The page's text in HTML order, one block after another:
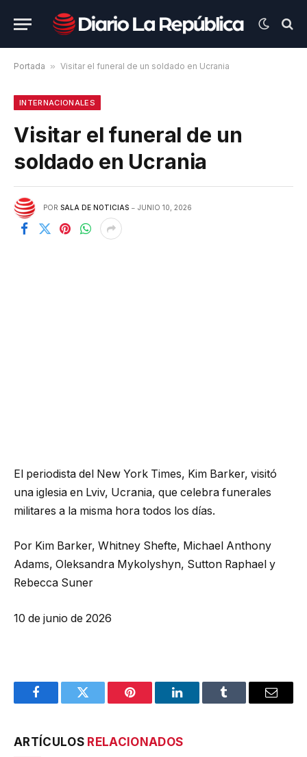
Portada » Visitar el funeral de un soldado en Ucrania
INTERNACIONALES
Visitar el funeral de un
soldado en Ucrania
POR SALA DE NOTICIAS JUNIO 10, 2026
El periodista del New York Times, Kim Barker, visitó
una iglesia en Lviv, Ucrania, que celebra funerales
militares a la misma hora todos los días.
Por Kim Barker, Whitney Shefte, Michael Anthony
Adams, Oleksandra Mykolyshyn, Sutton Raphael y
Rebecca Suner
10 de junio de 2026
FacebookTwitter Pinterest LinkedInTumblr Email
ARTÍCULOS RELACIONADOS